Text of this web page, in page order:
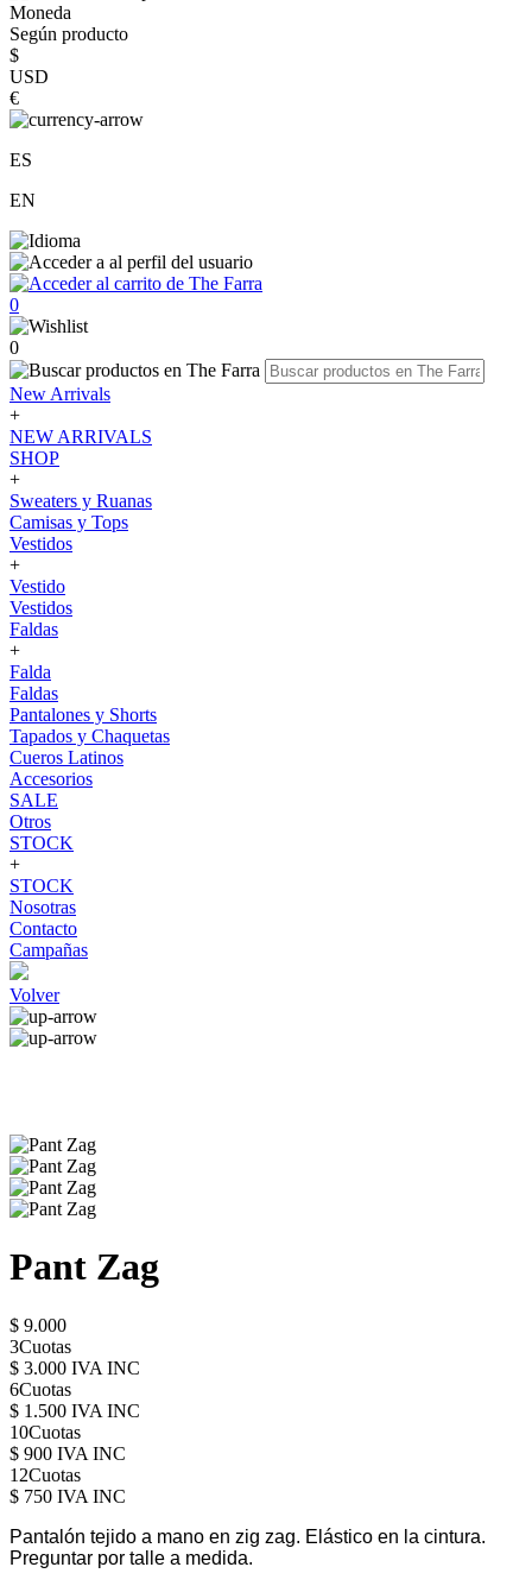
Moneda
Según producto
$
USD
€
ES
EN
0
0
New Arrivals
+
NEW ARRIVALS
SHOP
+
Sweaters y Ruanas
Camisas y Tops
Vestidos
+
Vestido
Vestidos
Faldas
+
Falda
Faldas
Pantalones y Shorts
Tapados y Chaquetas
Cueros Latinos
Accesorios
SALE
Otros
STOCK
+
STOCK
Nosotras
Contacto
Campañas
Volver
Pant Zag
$ 9.000
3Cuotas
$ 3.000 IVA INC
6Cuotas
$ 1.500 IVA INC
10Cuotas
$ 900 IVA INC
12Cuotas
$ 750 IVA INC
Pantalón tejido a mano en zig zag. Elástico en la cintura.
Preguntar por talle a medida.